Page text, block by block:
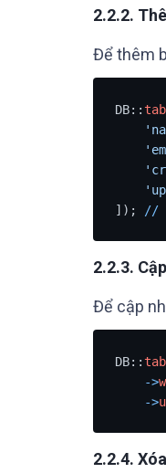
2.2.2.
Để thêm
DB::
]);
//
2.2.3.
Để cập
DB::
->
->
2.2.4.